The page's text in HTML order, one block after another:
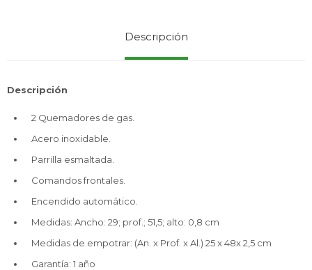
Descripción
Descripción
2 Quemadores de gas.
Acero inoxidable.
Parrilla esmaltada.
Comandos frontales.
Encendido automático.
Medidas: Ancho: 29; prof.; 51,5; alto: 0,8 cm
Medidas de empotrar: (An. x Prof. x Al.) 25 x 48x 2,5 cm
Garantía: 1 año
Service